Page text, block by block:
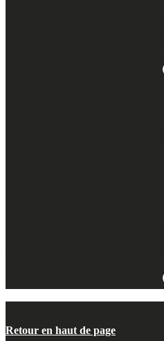
Retour en haut de page